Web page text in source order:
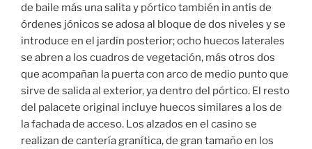
de baile más una salita y pórtico también in antis de
órdenes jónicos se adosa al bloque de dos niveles y se
introduce en el jardín posterior; ocho huecos laterales
se abren a los cuadros de vegetación, más otros dos
que acompañan la puerta con arco de medio punto que
sirve de salida al exterior, ya dentro del pórtico. El resto
del palacete original incluye huecos similares a los de
la fachada de acceso. Los alzados en el casino se
realizan de cantería granítica, de gran tamaño en los